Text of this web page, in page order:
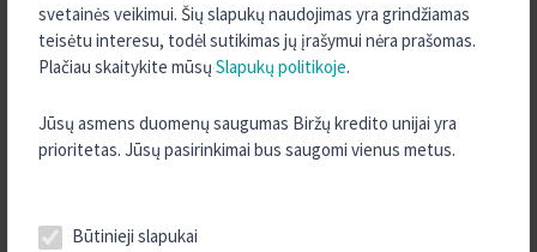
svetainės veikimui. Šių slapukų naudojimas yra grindžiamas
teisėtu interesu, todėl sutikimas jų įrašymui nėra prašomas.
Plačiau skaitykite mūsų Slapukų politikoje.
Jūsų asmens duomenų saugumas Biržų kredito unijai yra
prioritetas. Jūsų pasirinkimai bus saugomi vienus metus.
Būtinieji slapukai
2022 m. Rugpjūtis
2022 m. Gegužė
2022 m. Vasaris
2022 m. Sausis
2021 m. Spalis